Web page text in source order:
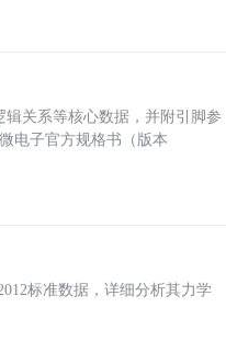
关系等核心数据，并附引脚参
电子官方规格书（版本
标准数据，详细分析其力学